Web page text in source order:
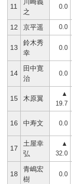
11
川崎義
之
0.0
12 京平遥 0.0
13
鈴木秀
幸
0.0
14
田中寛
治
0.0
15 木原翼
▲
19.7
16 中寿文 0.0
17
土屋幸
弘
▲
32.0
18
青嶋宏
樹
0.0